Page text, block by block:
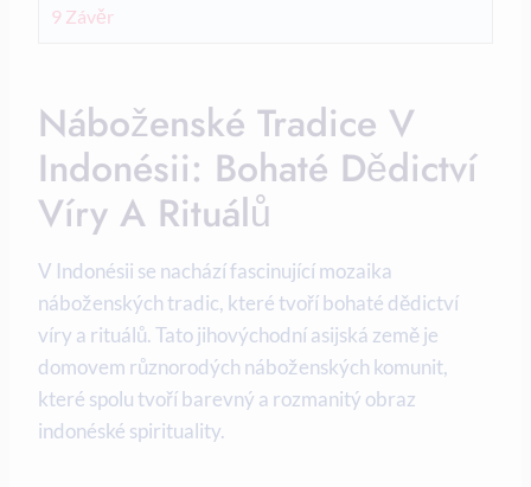
9 Závěr
Náboženské Tradice V
Indonésii: Bohaté Dědictví
Víry A Rituálů
V Indonésii se nachází fascinující mozaika
náboženských tradic, které tvoří bohaté dědictví
víry a rituálů. Tato jihovýchodní asijská země je
domovem různorodých náboženských komunit,
které spolu tvoří barevný a rozmanitý obraz
indonéské spirituality.